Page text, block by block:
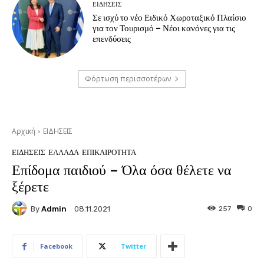
ΕΙΔΗΣΕΙΣ
Σε ισχύ το νέο Ειδικό Χωροταξικό Πλαίσιο
για τον Τουρισμό – Νέοι κανόνες για τις
επενδύσεις
Φόρτωση περισσοτέρων